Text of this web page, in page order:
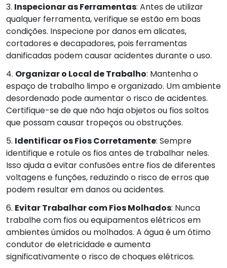
3. Inspecionar as Ferramentas: Antes de utilizar
qualquer ferramenta, verifique se estão em boas
condições. Inspecione por danos em alicates,
cortadores e decapadores, pois ferramentas
danificadas podem causar acidentes durante o uso.
4. Organizar o Local de Trabalho: Mantenha o
espaço de trabalho limpo e organizado. Um ambiente
desordenado pode aumentar o risco de acidentes.
Certifique-se de que não haja objetos ou fios soltos
que possam causar tropeços ou obstruções.
5. Identificar os Fios Corretamente: Sempre
identifique e rotule os fios antes de trabalhar neles.
Isso ajuda a evitar confusões entre fios de diferentes
voltagens e funções, reduzindo o risco de erros que
podem resultar em danos ou acidentes.
6. Evitar Trabalhar com Fios Molhados: Nunca
trabalhe com fios ou equipamentos elétricos em
ambientes úmidos ou molhados. A água é um ótimo
condutor de eletricidade e aumenta
significativamente o risco de choques elétricos.